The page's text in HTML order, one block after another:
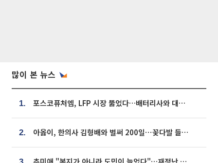
많이 본 뉴스
1. 포스코퓨처엠, LFP 시장 뚫었다…배터리사와 대규모 장기 공급 합의
2. 아옳이, 한의사 김형배와 벌써 200일⋯꽃다발 들고 "프러포즈 아냐"